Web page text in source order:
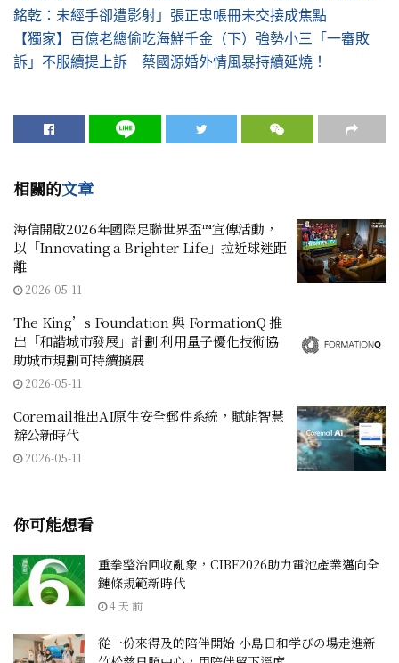
銘乾：未經手卻遭影射」張正忠帳冊未交接成焦點
【獨家】百億老總偷吃海鮮千金（下）強勢小三「一審敗
訴」不服續提上訴 蔡國源婚外情風暴持續延燒！
相關的文章
海信開啟2026年國際足聯世界盃™宣傳活動，
以「Innovating a Brighter Life」拉近球迷距
離
2026-05-11
The King’s Foundation 與 FormationQ 推
出「和諧城市發展」計劃 利用量子優化技術協
助城市規劃可持續擴展
2026-05-11
Coremail推出AI原生安全郵件系統，賦能智慧
辦公新時代
2026-05-11
你可能想看
重拳整治回收亂象，CIBF2026助力電池產業邁向全
鏈條規範新時代
4 天 前
從一份來得及的陪伴開始 小島日和学びの場走進新